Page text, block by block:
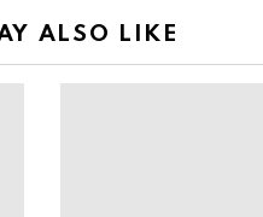
ALSO LIKE